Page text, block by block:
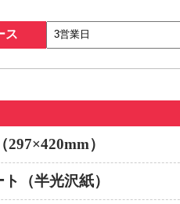
ス
）
（半光沢紙）